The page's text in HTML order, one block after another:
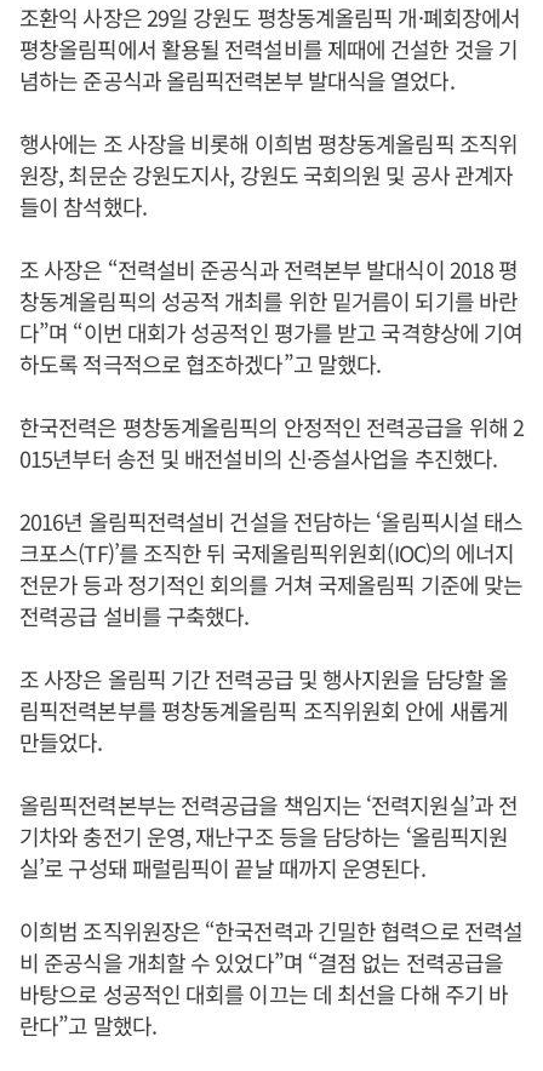
조환익 사장은 29일 강원도 평창동계올림픽 개·폐회장에서
평창올림픽에서 활용될 전력설비를 제때에 건설한 것을 기
념하는 준공식과 올림픽전력본부 발대식을 열었다.
행사에는 조 사장을 비롯해 이희범 평창동계올림픽 조직위
원장, 최문순 강원도지사, 강원도 국회의원 및 공사 관계자
들이 참석했다.
조 사장은 “전력설비 준공식과 전력본부 발대식이 2018 평
창동계올림픽의 성공적 개최를 위한 밑거름이 되기를 바란
다”며 “이번 대회가 성공적인 평가를 받고 국격향상에 기여
하도록 적극적으로 협조하겠다”고 말했다.
한국전력은 평창동계올림픽의 안정적인 전력공급을 위해 2
015년부터 송전 및 배전설비의 신·증설사업을 추진했다.
2016년 올림픽전력설비 건설을 전담하는 ‘올림픽시설 태스
크포스(TF)’를 조직한 뒤 국제올림픽위원회(IOC)의 에너지
전문가 등과 정기적인 회의를 거쳐 국제올림픽 기준에 맞는
전력공급 설비를 구축했다.
조 사장은 올림픽 기간 전력공급 및 행사지원을 담당할 올
림픽전력본부를 평창동계올림픽 조직위원회 안에 새롭게
만들었다.
올림픽전력본부는 전력공급을 책임지는 ‘전력지원실’과 전
기차와 충전기 운영, 재난구조 등을 담당하는 ‘올림픽지원
실’로 구성돼 패럴림픽이 끝날 때까지 운영된다.
이희범 조직위원장은 “한국전력과 긴밀한 협력으로 전력설
비 준공식을 개최할 수 있었다”며 “결점 없는 전력공급을
바탕으로 성공적인 대회를 이끄는 데 최선을 다해 주기 바
란다”고 말했다.